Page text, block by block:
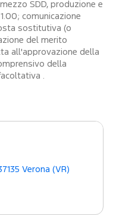
SDD, produzione e
comunicazione
sostitutiva (o
del merito
all'approvazione della
della
.
Verona (VR)